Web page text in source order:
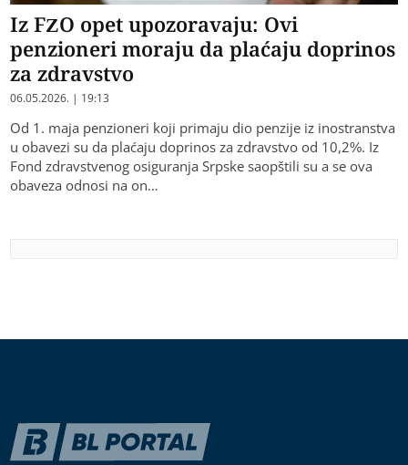
Iz FZO opet upozoravaju: Ovi
penzioneri moraju da plaćaju doprinos
za zdravstvo
06.05.2026. | 19:13
Od 1. maja penzioneri koji primaju dio penzije iz inostranstva
u obavezi su da plaćaju doprinos za zdravstvo od 10,2%. Iz
Fond zdravstvenog osiguranja Srpske saopštili su a se ova
obaveza odnosi na on…